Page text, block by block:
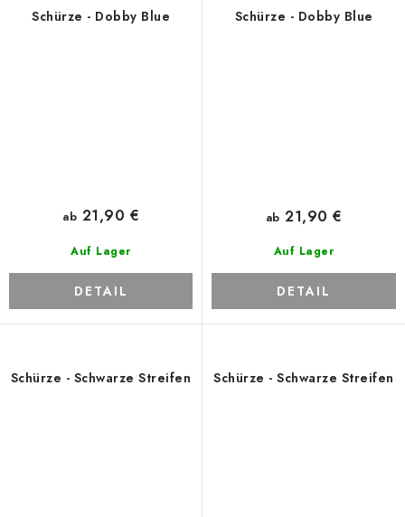
Schürze - Dobby Blue
Auf Lager
ab 21,90 €
DETAIL
Schürze - Dobby Blue
Auf Lager
ab 21,90 €
DETAIL
Schürze - Schwarze Streifen Schürze - Schwarze Streifen